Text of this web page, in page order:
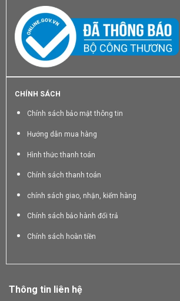
CHÍNH SÁCH
Chính sách bảo mật thông tin
Hướng dẫn mua hàng
Hình thức thanh toán
Chính sách thanh toán
chính sách giao, nhận, kiểm hàng
Chính sách bảo hành đổi trả
Chính sách hoàn tiền
Thông tin liên hệ